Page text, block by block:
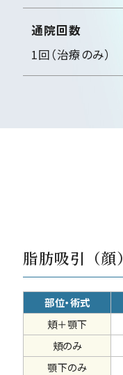
通院回数
1回（治療のみ）
脂肪吸引（顔）
部位・術式
頬＋顎下
頬のみ
顎下のみ